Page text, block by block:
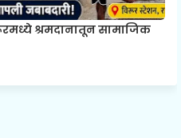
श्रमदानातून सामाजिक